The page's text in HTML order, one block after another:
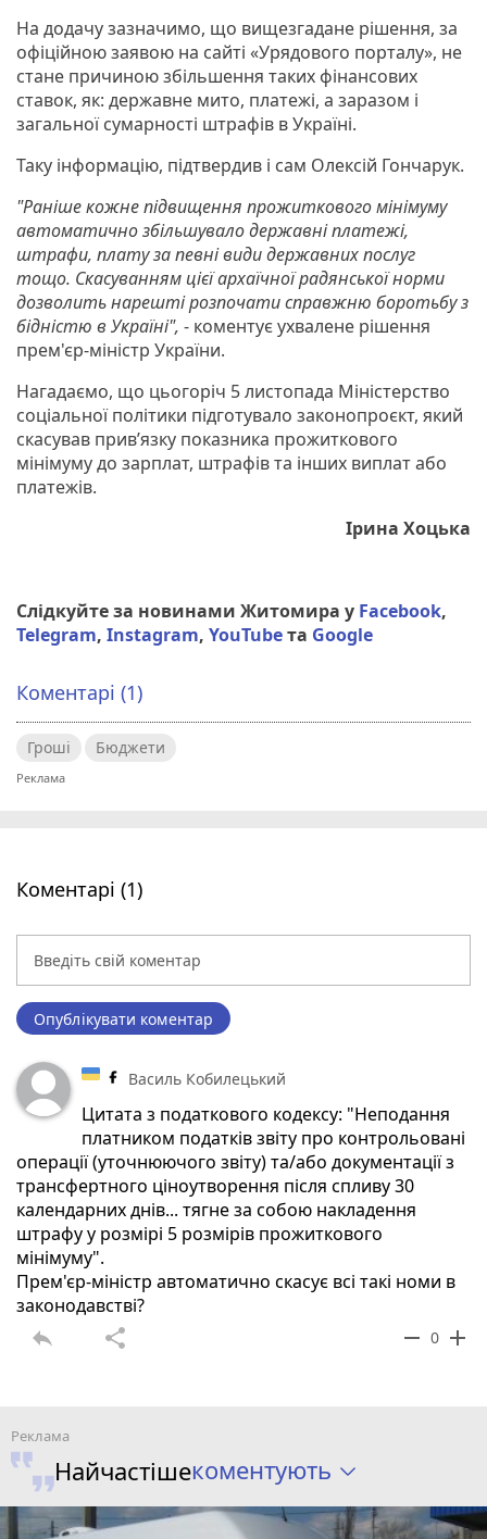
На додачу зазначимо, що вищезгадане рішення, за
офіційною заявою на сайті «Урядового порталу», не
стане причиною збільшення таких фінансових
ставок, як: державне мито, платежі, а заразом і
загальної сумарності штрафів в Україні.
Таку інформацію, підтвердив і сам Олексій Гончарук.
"Раніше кожне підвищення прожиткового мінімуму
автоматично збільшувало державні платежі,
штрафи, плату за певні види державних послуг
тощо. Скасуванням цієї архаїчної радянської норми
дозволить нарешті розпочати справжню боротьбу з
бідністю в Україні", - коментує ухвалене рішення
прем'єр-міністр України.
Нагадаємо, що цьогоріч 5 листопада Міністерство
соціальної політики підготувало законопроєкт, який
скасував прив’язку показника прожиткового
мінімуму до зарплат, штрафів та інших виплат або
платежів.
Ірина Хоцька
Слідкуйте за новинами Житомира у Facebook,
Telegram, Instagram, YouTubeта Google
Коментарі (1)
Гроші Бюджети
Коментарі (1)
Опублікувати коментар
Василь Кобилецький
Цитата з податкового кодексу: "Неподання
платником податків звіту про контрольовані
операції (уточнюючого звіту) та/або документації з
трансфертного ціноутворення після спливу 30
календарних днів... тягне за собою накладення
штрафу у розмірі 5 розмірів прожиткового
мінімуму".
Прем'єр-міністр автоматично скасує всі такі номи в
законодавстві?
reply share remove 0 add
Найчастішекоментують